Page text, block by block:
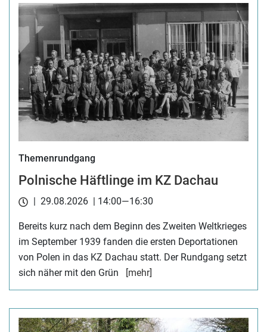
Themenrundgang
Polnische Häftlinge im KZ Dachau
| 29.08.2026 | 14:00—16:30
Bereits kurz nach dem Beginn des Zweiten Weltkrieges
im September 1939 fanden die ersten Deportationen
von Polen in das KZ Dachau statt. Der Rundgang setzt
sich näher mit den Grün
[mehr]